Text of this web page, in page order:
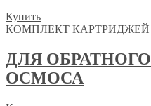
Купить
КОМПЛЕКТ КАРТРИДЖЕЙ
ДЛЯ ОБРАТНОГО
ОСМОСА